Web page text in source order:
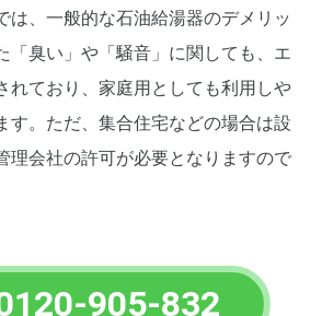
は、一般的な石油給湯器のデメリッ
「臭い」や「騒音」に関しても、エ
れており、家庭用としても利用しや
す。ただ、集合住宅などの場合は設
理会社の許可が必要となりますので
905-832